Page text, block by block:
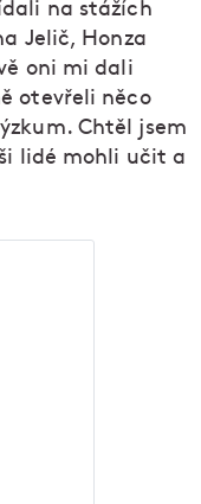
na stážích
Jelič, Honza
oni mi dali
otevřeli něco
Chtěl jsem
lidé mohli učit a